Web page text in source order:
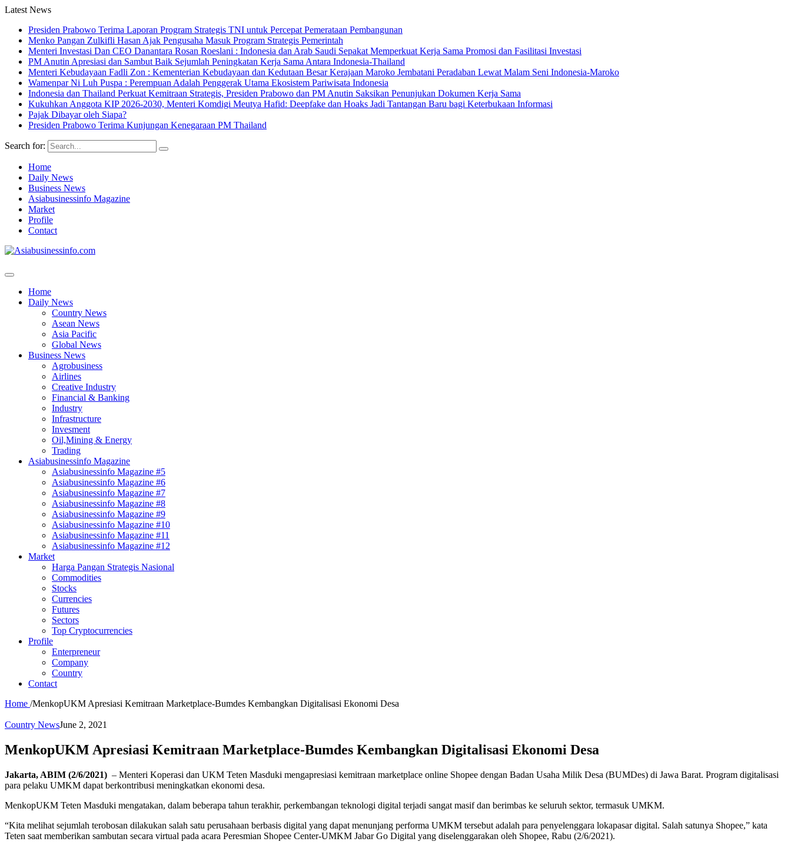
Latest News
Presiden Prabowo Terima Laporan Program Strategis TNI untuk Percepat Pemerataan Pembangunan
Menko Pangan Zulkifli Hasan Ajak Pengusaha Masuk Program Strategis Pemerintah
Menteri Investasi Dan CEO Danantara Rosan Roeslani : Indonesia dan Arab Saudi Sepakat Memperkuat Kerja Sama Promosi dan Fasilitasi Investasi
PM Anutin Apresiasi dan Sambut Baik Sejumlah Peningkatan Kerja Sama Antara Indonesia-Thailand
Menteri Kebudayaan Fadli Zon : Kementerian Kebudayaan dan Kedutaan Besar Kerajaan Maroko Jembatani Peradaban Lewat Malam Seni Indonesia-Maroko
Wamenpar Ni Luh Puspa : Perempuan Adalah Penggerak Utama Ekosistem Pariwisata Indonesia
Indonesia dan Thailand Perkuat Kemitraan Strategis, Presiden Prabowo dan PM Anutin Saksikan Penunjukan Dokumen Kerja Sama
Kukuhkan Anggota KIP 2026-2030, Menteri Komdigi Meutya Hafid: Deepfake dan Hoaks Jadi Tantangan Baru bagi Keterbukaan Informasi
Pajak Dibayar oleh Siapa?
Presiden Prabowo Terima Kunjungan Kenegaraan PM Thailand
Search for:
Home
Daily News
Business News
Asiabusinessinfo Magazine
Market
Profile
Contact
Home
Daily News
Country News
Asean News
Asia Pacific
Global News
Business News
Agrobusiness
Airlines
Creative Industry
Financial & Banking
Industry
Infrastructure
Invesment
Oil,Mining & Energy
Trading
Asiabusinessinfo Magazine
Asiabusinessinfo Magazine #5
Asiabusinessinfo Magazine #6
Asiabusinessinfo Magazine #7
Asiabusinessinfo Magazine #8
Asiabusinessinfo Magazine #9
Asiabusinessinfo Magazine #10
Asiabusinessinfo Magazine #11
Asiabusinessinfo Magazine #12
Market
Harga Pangan Strategis Nasional
Commodities
Stocks
Currencies
Futures
Sectors
Top Cryptocurrencies
Profile
Enterpreneur
Company
Country
Contact
Home /MenkopUKM Apresiasi Kemitraan Marketplace-Bumdes Kembangkan Digitalisasi Ekonomi Desa
Country NewsJune 2, 2021
MenkopUKM Apresiasi Kemitraan Marketplace-Bumdes Kembangkan Digitalisasi Ekonomi Desa
Jakarta, ABIM (2/6/2021) – Menteri Koperasi dan UKM Teten Masduki mengapresiasi kemitraan marketplace online Shopee dengan Badan Usaha Milik Desa (BUMDes) di Jawa Barat. Program digitalisasi
para pelaku UMKM dapat berkontribusi meningkatkan ekonomi desa.
MenkopUKM Teten Masduki mengatakan, dalam beberapa tahun terakhir, perkembangan teknologi digital terjadi sangat masif dan berimbas ke seluruh sektor, termasuk UMKM.
“Kita melihat sejumlah terobosan dilakukan salah satu perusahaan berbasis digital yang dapat menunjang performa UMKM tersebut adalah para penyelenggara lokapasar digital. Salah satunya Shopee,” kata
Teten saat memberikan sambutan secara virtual pada acara Peresmian Shopee Center-UMKM Jabar Go Digital yang diselenggarakan oleh Shopee, Rabu (2/6/2021).